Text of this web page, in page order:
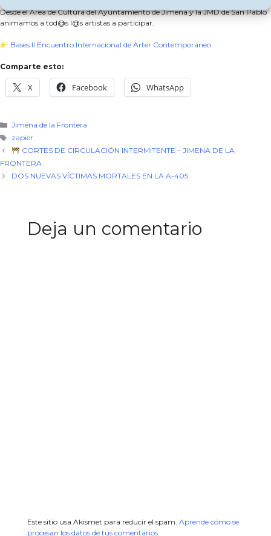
Desde el Área de Cultura del Ayuntamiento de Jimena y la JMD de San Pablo
animamos a tod@s l@s artistas a participar.
Bases II Encuentro Internacional de Arter Contemporáneo
Comparte esto:
X Facebook WhatsApp
Categorías
Jimena de la Frontera
Etiquetas
zapier
CORTES DE CIRCULACIÓN INTERMITENTE – JIMENA DE LA
FRONTERA
DOS NUEVAS VÍCTIMAS MORTALES EN LA A-405
Deja un comentario
Este sitio usa Akismet para reducir el spam. Aprende cómo se
procesan los datos de tus comentarios.